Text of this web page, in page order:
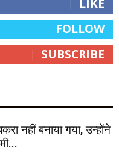
LIKE
FOLLOW
SUBSCRIBE
नहीं बनाया गया, उन्होंने